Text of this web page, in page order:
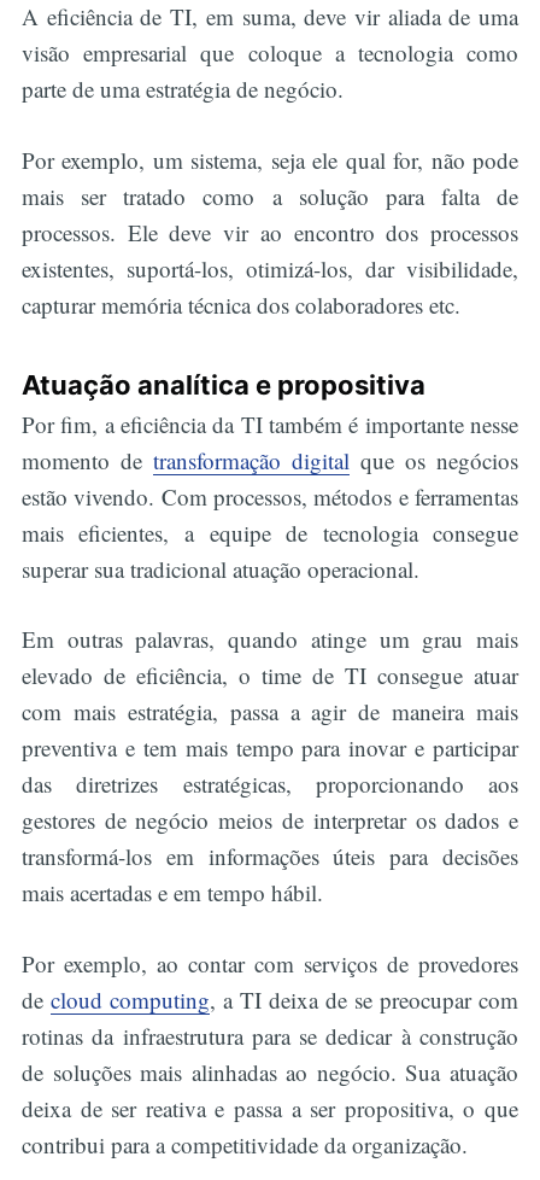
A eficiência de TI, em suma, deve vir aliada de uma
visão empresarial que coloque a tecnologia como
parte de uma estratégia de negócio.
Por exemplo, um sistema, seja ele qual for, não pode
mais ser tratado como a solução para falta de
processos. Ele deve vir ao encontro dos processos
existentes, suportá-los, otimizá-los, dar visibilidade,
capturar memória técnica dos colaboradores etc.
Atuação analítica e propositiva
Por fim, a eficiência da TI também é importante nesse
momento de transformação digital que os negócios
estão vivendo. Com processos, métodos e ferramentas
mais eficientes, a equipe de tecnologia consegue
superar sua tradicional atuação operacional.
Em outras palavras, quando atinge um grau mais
elevado de eficiência, o time de TI consegue atuar
com mais estratégia, passa a agir de maneira mais
preventiva e tem mais tempo para inovar e participar
das diretrizes estratégicas, proporcionando aos
gestores de negócio meios de interpretar os dados e
transformá-los em informações úteis para decisões
mais acertadas e em tempo hábil.
Por exemplo, ao contar com serviços de provedores
de cloud computing, a TI deixa de se preocupar com
rotinas da infraestrutura para se dedicar à construção
de soluções mais alinhadas ao negócio. Sua atuação
deixa de ser reativa e passa a ser propositiva, o que
contribui para a competitividade da organização.